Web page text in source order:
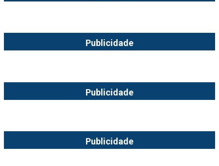
Publicidade
Publicidade
Publicidade